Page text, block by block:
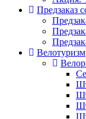
Предзаказ
Велотуризм